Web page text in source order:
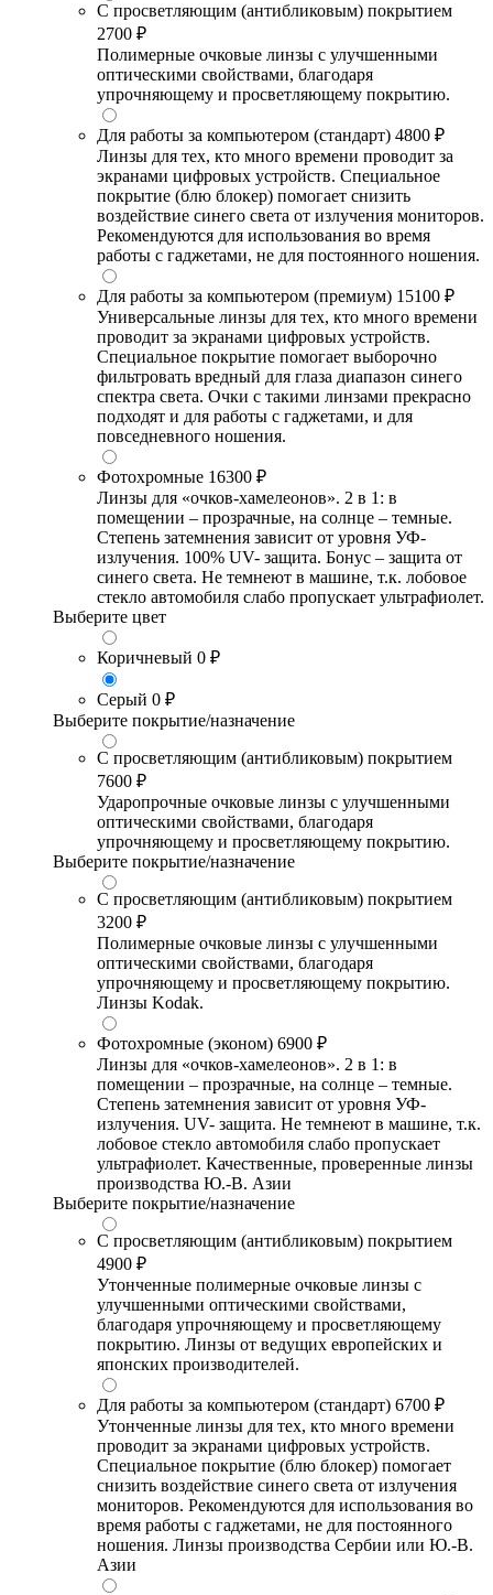
С просветляющим (антибликовым) покрытием
2700 ₽
Полимерные очковые линзы с улучшенными
оптическими свойствами, благодаря
упрочняющему и просветляющему покрытию.
Для работы за компьютером (стандарт) 4800 ₽
Линзы для тех, кто много времени проводит за
экранами цифровых устройств. Специальное
покрытие (блю блокер) помогает снизить
воздействие синего света от излучения мониторов.
Рекомендуются для использования во время
работы с гаджетами, не для постоянного ношения.
Для работы за компьютером (премиум) 15100 ₽
Универсальные линзы для тех, кто много времени
проводит за экранами цифровых устройств.
Специальное покрытие помогает выборочно
фильтровать вредный для глаза диапазон синего
спектра света. Очки с такими линзами прекрасно
подходят и для работы с гаджетами, и для
повседневного ношения.
Фотохромные 16300 ₽
Линзы для «очков-хамелеонов». 2 в 1: в
помещении – прозрачные, на солнце – темные.
Степень затемнения зависит от уровня УФ-
излучения. 100% UV- защита. Бонус – защита от
синего света. Не темнеют в машине, т.к. лобовое
стекло автомобиля слабо пропускает ультрафиолет.
Выберите цвет
Коричневый 0 ₽
Серый 0 ₽
Выберите покрытие/назначение
С просветляющим (антибликовым) покрытием
7600 ₽
Ударопрочные очковые линзы с улучшенными
оптическими свойствами, благодаря
упрочняющему и просветляющему покрытию.
Выберите покрытие/назначение
С просветляющим (антибликовым) покрытием
3200 ₽
Полимерные очковые линзы с улучшенными
оптическими свойствами, благодаря
упрочняющему и просветляющему покрытию.
Линзы Kodak.
Фотохромные (эконом) 6900 ₽
Линзы для «очков-хамелеонов». 2 в 1: в
помещении – прозрачные, на солнце – темные.
Степень затемнения зависит от уровня УФ-
излучения. UV- защита. Не темнеют в машине, т.к.
лобовое стекло автомобиля слабо пропускает
ультрафиолет. Качественные, проверенные линзы
производства Ю.-В. Азии
Выберите покрытие/назначение
С просветляющим (антибликовым) покрытием
4900 ₽
Утонченные полимерные очковые линзы с
улучшенными оптическими свойствами,
благодаря упрочняющему и просветляющему
покрытию. Линзы от ведущих европейских и
японских производителей.
Для работы за компьютером (стандарт) 6700 ₽
Утонченные линзы для тех, кто много времени
проводит за экранами цифровых устройств.
Специальное покрытие (блю блокер) помогает
снизить воздействие синего света от излучения
мониторов. Рекомендуются для использования во
время работы с гаджетами, не для постоянного
ношения. Линзы производства Сербии или Ю.-В.
Азии